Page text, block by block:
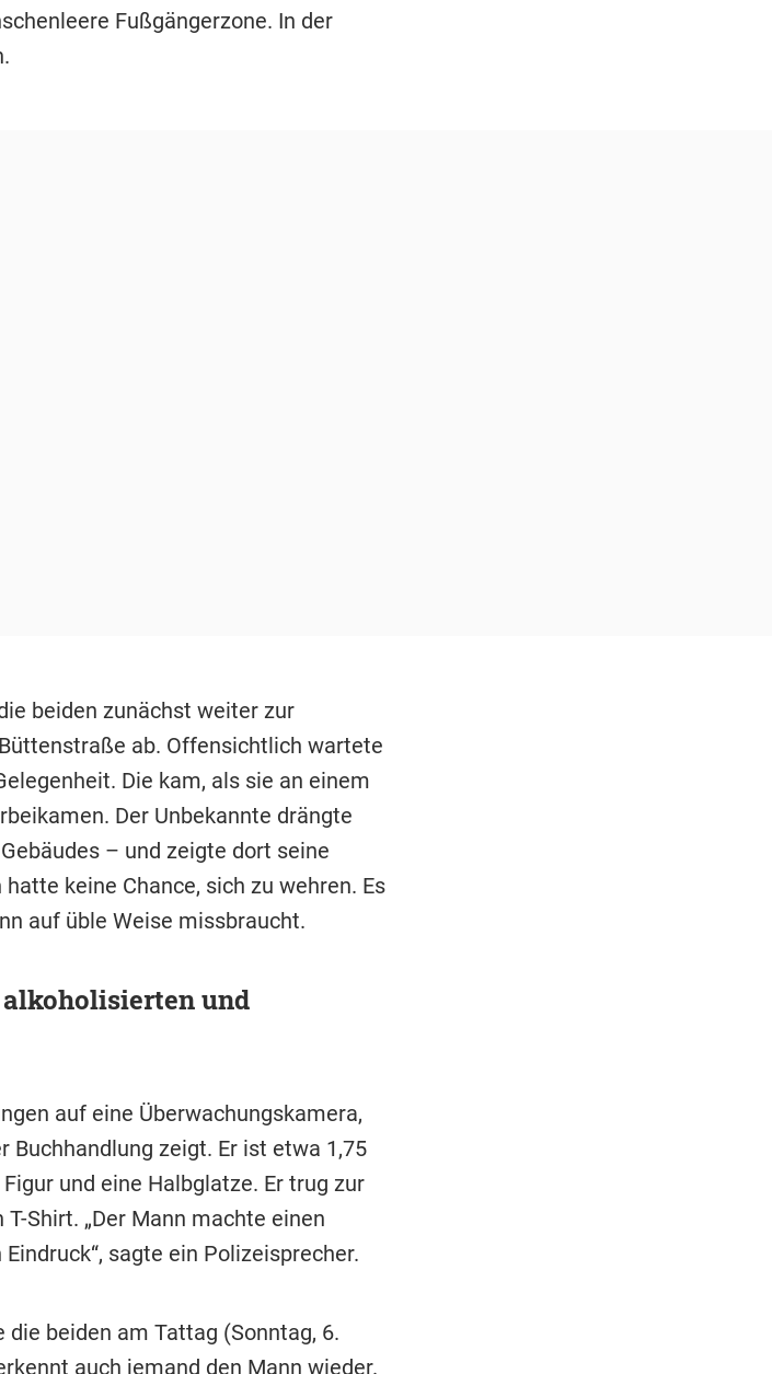
Fußgängerzone. In der
beiden zunächst weiter zur
ab. Offensichtlich wartete
Die kam, als sie an einem
Der Unbekannte drängte
– und zeigte dort seine
keine Chance, sich zu wehren. Es
auf üble Weise missbraucht.
alkoholisierten und
auf eine Überwachungskamera,
Buchhandlung zeigt. Er ist etwa 1,75
und eine Halbglatze. Er trug zur
Shirt. „Der Mann machte einen
sagte ein Polizeisprecher.
beiden am Tattag (Sonntag, 6.
auch jemand den Mann wieder.